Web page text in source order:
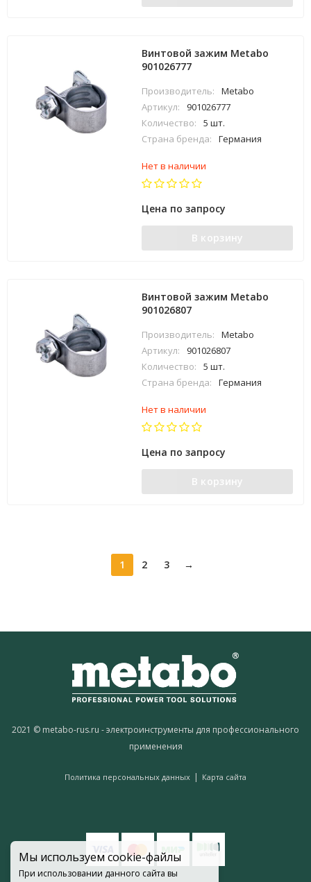
Мы используем cookie-файлы
При использовании данного сайта вы
Винтовой зажим Metabo
901026777
Производитель:
Metabo
Артикул:
901026777
Количество:
5 шт.
Страна бренда:
Германия
Нет в наличии
Цена по запросу
В корзину
Винтовой зажим Metabo
901026807
Производитель:
Metabo
Артикул:
901026807
Количество:
5 шт.
Страна бренда:
Германия
Нет в наличии
Цена по запросу
В корзину
1 2 3 →
2021 © metabo-rus.ru - электроинструменты для профессионального
применения
Политика персональных данных | Карта сайта